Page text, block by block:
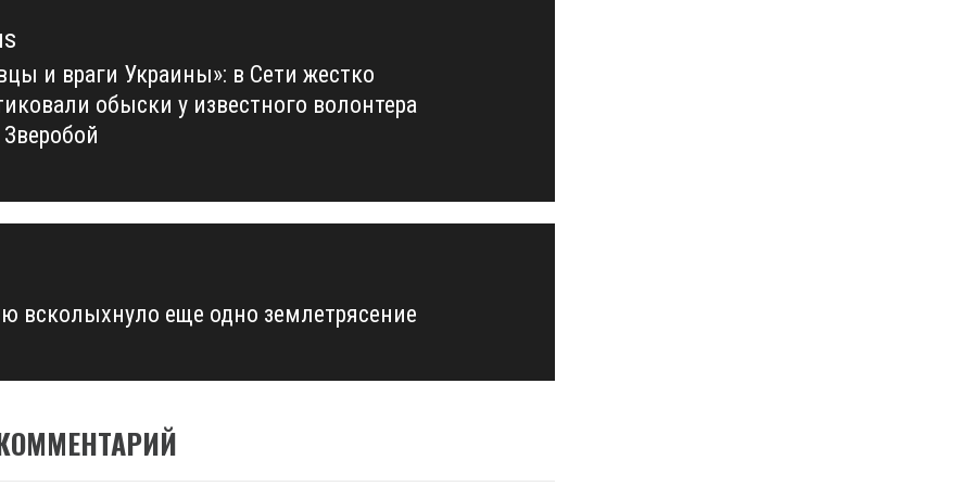
и враги Украины»: в Сети жестко
обыски у известного волонтера
всколыхнуло еще одно землетрясение